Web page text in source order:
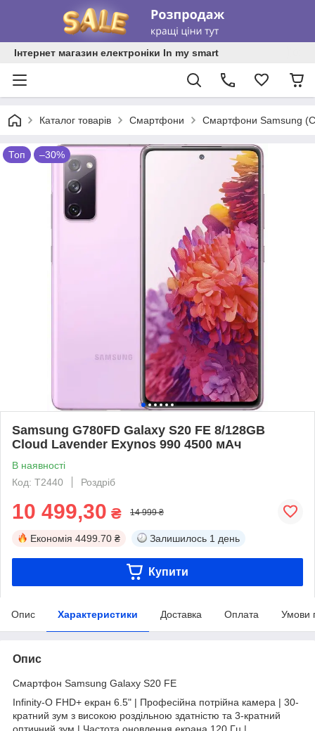
Інтернет магазин електроніки In my smart
Каталог товарів Смартфони Смартфони Samsung
Топ –30%
Samsung G780FD Galaxy S20 FE 8/128GB
Cloud Lavender Exynos 990 4500 мАч
В наявності
Код: T2440
Роздріб
10 499,30 ₴ 14 999 ₴
Економія 4499.70 ₴ Залишилось 1 день
Купити
Опис Характеристики Доставка Оплата Умови
Опис
Смартфон Samsung Galaxy S20 FE
Infinity-O FHD+ екран 6.5" | Професійна потрійна камера | 30-
кратний зум з високою роздільною здатністю та 3-кратний
оптичний зум | Частота оновлення екрана 120 Гц |